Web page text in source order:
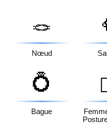
🪢
Nœud
💍
Bague